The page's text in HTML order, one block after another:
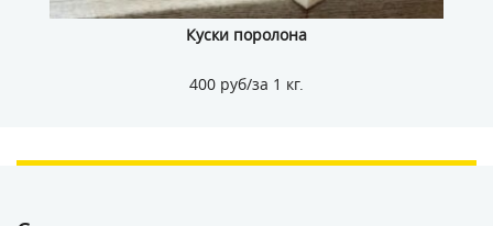
Куски поролона
400 руб/за 1 кг.